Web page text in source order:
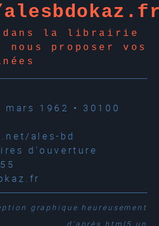
dans la librairie
nous proposer vos
1962 • 30100
ales-bd
d'ouverture
graphique heureusement
d'après html5 up